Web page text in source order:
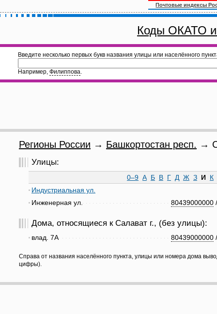
Почтовые индексы
Коды ОКАТО
Введите несколько первых букв названия улицы или населённого
Например, Филиппова.
Регионы России → Башкортостан респ. →
Улицы:
0–9 А Б В Г Д Ж З И К
Индустриальная ул.
80439000000
Инженерная ул.
Дома, относящиеся к Салават г., (без улицы):
80439000000
влад. 7А
Справа от названия населённого пункта, улицы или номера дома
цифры).